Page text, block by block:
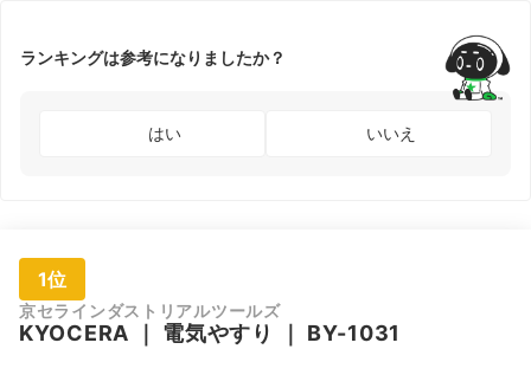
ランキングは参考になりましたか？
はい いいえ
1位
京セラインダストリアルツールズ
KYOCERA ｜ 電気やすり ｜ BY-1031